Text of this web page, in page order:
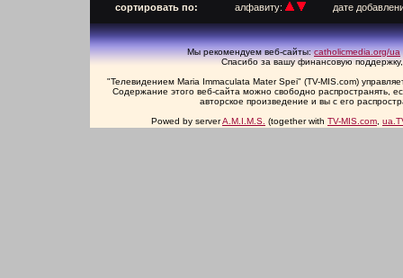
сортировать по:
алфавиту: дате
Мы рекомендуем веб-сайты:catholicmedia.org/ua
Спасибо за вашу финансовую
"Телевидением Maria Immaculata Mater Spei" (TV-MIS.com)
Содержание этого веб-сайта можно свободно распространять,
авторское произведение и вы с его
Powed by serverA.M.I.M.S. (together with TV-MIS.com